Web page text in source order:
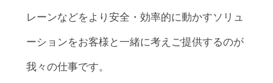
レーンなどをより安全・効率的に動かすソリュ
ーションをお客様と一緒に考えご提供するのが
我々の仕事です。